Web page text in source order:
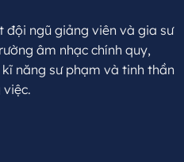
đội ngũ giảng viên và gia sư
âm nhạc chính quy,
năng sư phạm và tinh thần